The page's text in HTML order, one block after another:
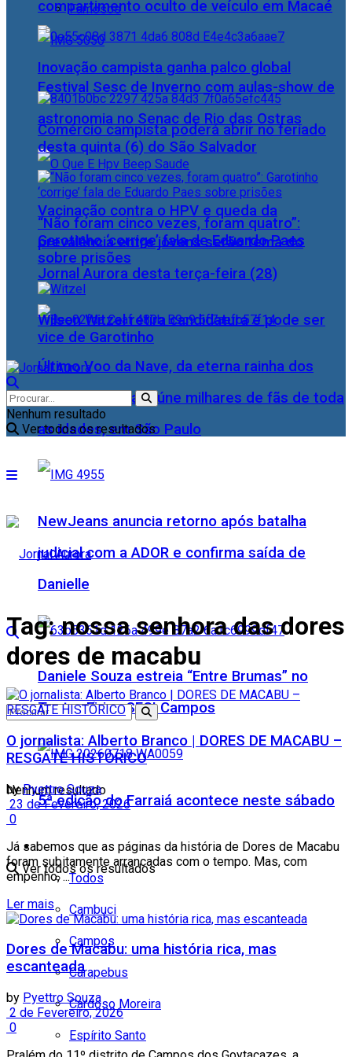
Famosos
Festival Sesc de Inverno com aulas-show de
astronomia no Senac de Rio das Ostras
Vacinação contra o HPV e queda da
prevalência entre jovens serão tema do
Jornal Aurora desta terça-feira (28)
Último Voo da Nave, da eterna rainha dos
Baixinhos, Xuxa reúne milhares de fãs de toda
as idades, em São Paulo
NewJeans anuncia retorno após batalha
judicial com a ADOR e confirma saída de
Danielle
Daniele Souza estreia “Entre Brumas” no
Teatro Firjan SESI Campos
5ª edição do Farraiá acontece neste sábado
Cidades
Todos
Cambuci
Campos
Carapebus
Cardoso Moreira
Espírito Santo
compartimento oculto de veículo em Macaé
Inovação campista ganha palco global
Comércio campista poderá abrir no feriado
desta quinta (6) do São Salvador
“Não foram cinco vezes, foram quatro”:
Garotinho ‘corrige’ fala de Eduardo Paes
sobre prisões
Wilson Witzel retira candidatura e pode ser
vice de Garotinho
Nenhum resultado
Ver todos os resultados
Nenhum resultado
Ver todos os resultados
Tag:nossa senhora das dores
dores de macabu
O jornalista: Alberto Branco | DORES DE MACABU –
RESGATE HISTÓRICO
by Pyettro Souza
23 de Fevereiro, 2026
0
Já sabemos que as páginas da história de Dores de Macabu
foram subitamente arrancadas com o tempo. Mas, com
empenho, ...
Ler mais
Dores de Macabu: uma história rica, mas
escanteada
by Pyettro Souza
2 de Fevereiro, 2026
0